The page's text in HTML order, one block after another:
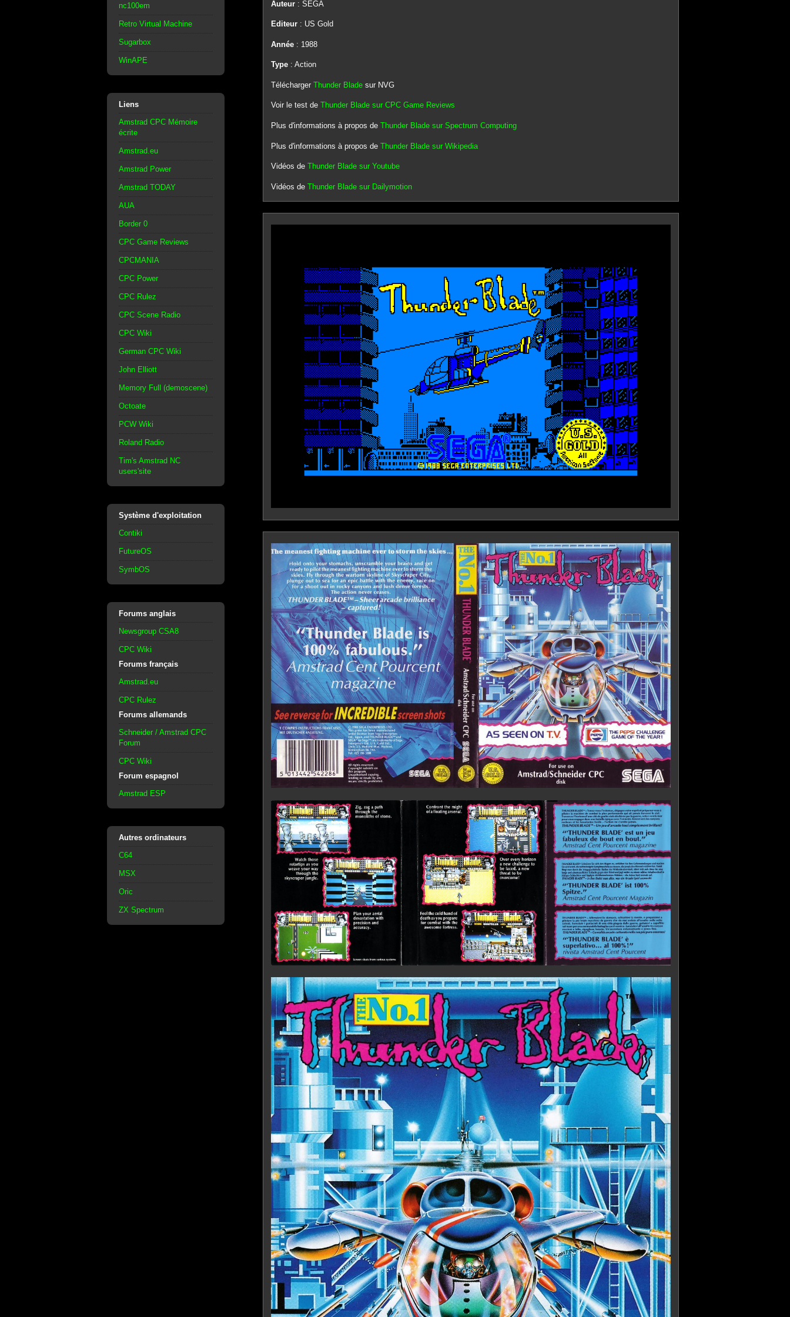
nc100em
Retro Virtual Machine
Sugarbox
WinAPE
Liens
Amstrad CPC Mémoire
écrite
Amstrad.eu
Amstrad Power
Amstrad TODAY
AUA
Border 0
CPC Game Reviews
CPCMANIA
CPC Power
CPC Rulez
CPC Scene Radio
CPC Wiki
German CPC Wiki
John Elliott
Memory Full (demoscene)
Octoate
PCW Wiki
Roland Radio
Tim's Amstrad NC
users'site
Système d'exploitation
Contiki
FutureOS
SymbOS
Forums anglais
Newsgroup CSA8
CPC Wiki
Forums français
Amstrad.eu
CPC Rulez
Forums allemands
Schneider / Amstrad CPC
Forum
CPC Wiki
Forum espagnol
Amstrad ESP
Autres ordinateurs
C64
MSX
Oric
ZX Spectrum
Auteur: SEGA
Editeur: US Gold
Année: 1988
Type: Action
Télécharger Thunder Bladesur NVG
Voir le test de Thunder Blade sur CPC Game Reviews
Plus d'informations à propos de Thunder Blade sur Spectrum Computing
Plus d'informations à propos de Thunder Blade sur Wikipedia
Vidéos de Thunder Blade sur Youtube
Vidéos de Thunder Blade sur Dailymotion